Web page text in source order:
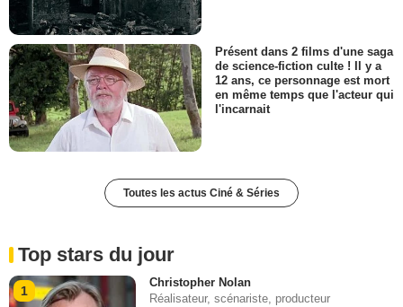
Présent dans 2 films d'une saga
de science-fiction culte ! Il y a
12 ans, ce personnage est mort
en même temps que l'acteur qui
l'incarnait
Toutes les actus Ciné & Séries
Top stars du jour
1
Christopher Nolan
Réalisateur, scénariste, producteur